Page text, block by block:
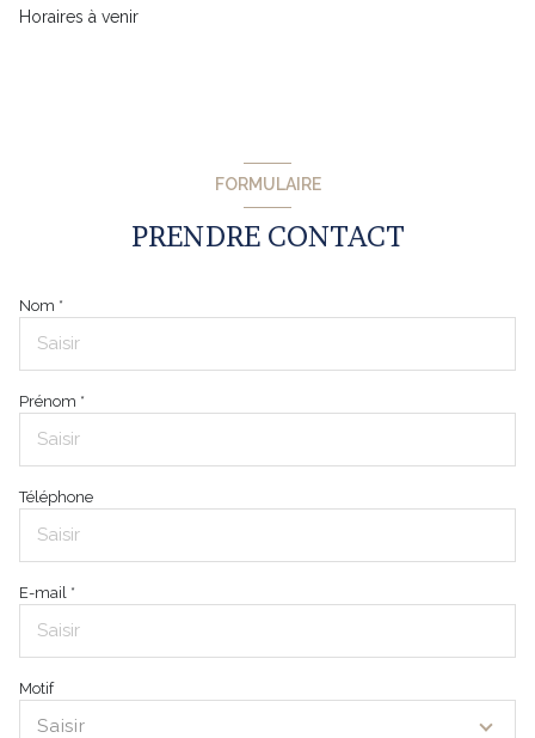
Horaires à venir
FORMULAIRE
PRENDRE CONTACT
Nom *
Prénom *
Téléphone
E-mail *
Motif
Saisir